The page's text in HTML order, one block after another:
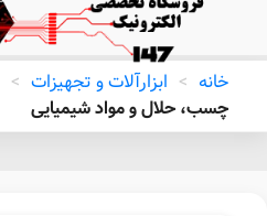
خانه > ابزارآلات و تجهیزات >
چسب، حلال و مواد شیمیایی